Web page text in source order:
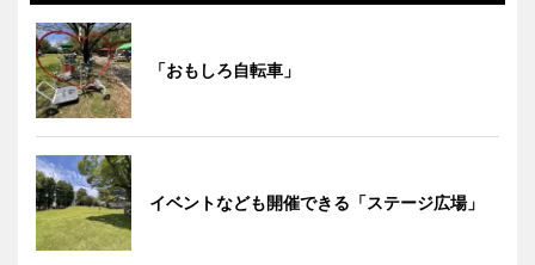
「おもしろ自転車」
イベントなども開催できる「ステージ広場」